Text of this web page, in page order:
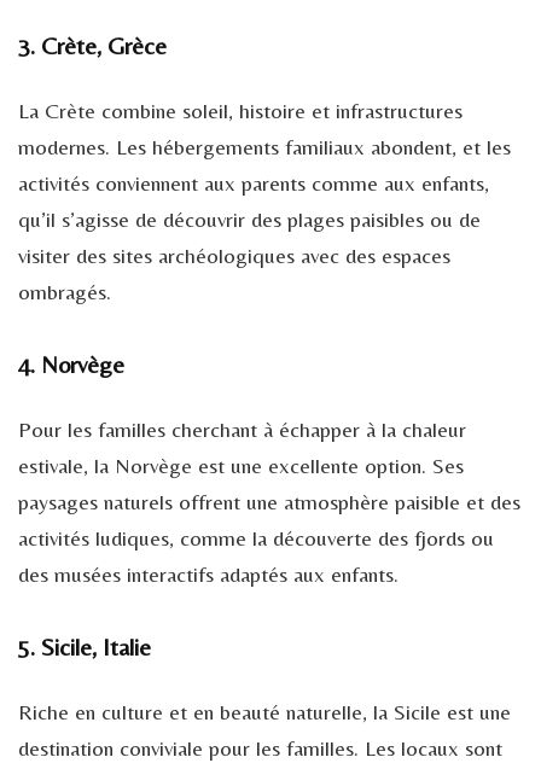
3. Crète, Grèce
La Crète combine soleil, histoire et infrastructures
modernes. Les hébergements familiaux abondent, et les
activités conviennent aux parents comme aux enfants,
qu’il s’agisse de découvrir des plages paisibles ou de
visiter des sites archéologiques avec des espaces
ombragés.
4. Norvège
Pour les familles cherchant à échapper à la chaleur
estivale, la Norvège est une excellente option. Ses
paysages naturels offrent une atmosphère paisible et des
activités ludiques, comme la découverte des fjords ou
des musées interactifs adaptés aux enfants.
5. Sicile, Italie
Riche en culture et en beauté naturelle, la Sicile est une
destination conviviale pour les familles. Les locaux sont